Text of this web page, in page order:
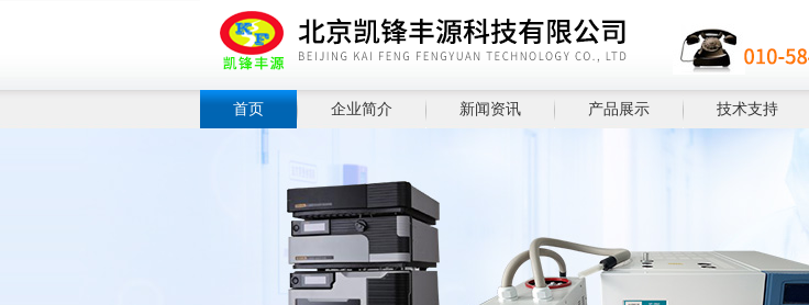
首页 企业简介 新闻资讯 产品展示 技术支持